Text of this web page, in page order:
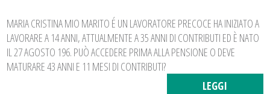
MARIA CRISTINA MIO MARITO É UN LAVORATORE PRECOCE HA INIZIATO A
LAVORARE A 14 ANNI, ATTUALMENTE A 35 ANNI DI CONTRIBUTI ED È NATO
IL 27 AGOSTO 196. PUÒ ACCEDERE PRIMA ALLA PENSIONE O DEVE
MATURARE 43 ANNI E 11 MESI DI CONTRIBUTI?
LEGGI